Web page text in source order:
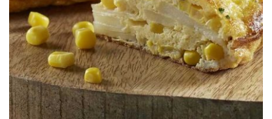
Tortilla Española Con Elote Dorados
S&W®